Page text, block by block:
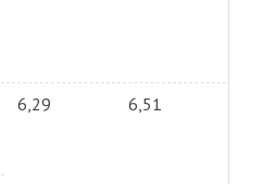
6,29 6,51